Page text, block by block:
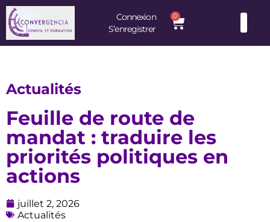
Connexion
S’enregistrer
0
Actualités
Feuille de route de
mandat : traduire les
priorités politiques en
actions
juillet 2, 2026
Actualités